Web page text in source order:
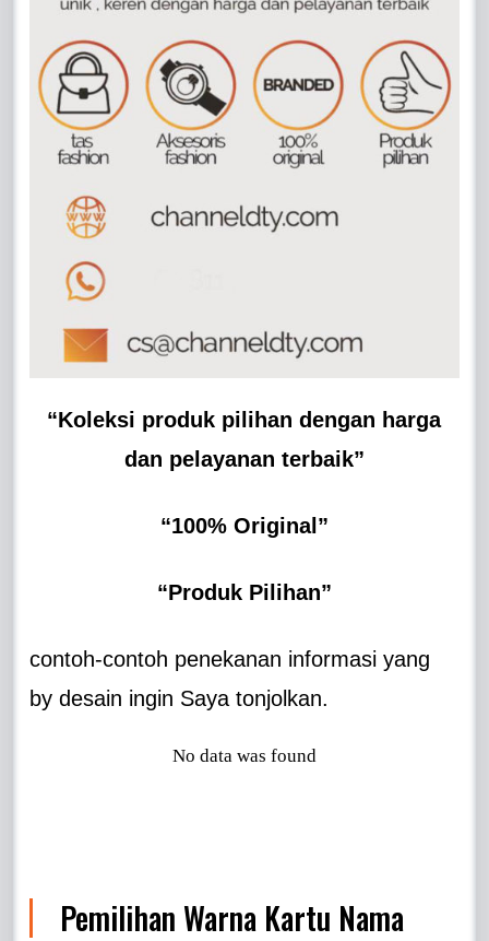
“Koleksi produk pilihan dengan harga
dan pelayanan terbaik”
“100% Original”
“Produk Pilihan”
contoh-contoh penekanan informasi yang
by desain ingin Saya tonjolkan.
No data was found
Pemilihan Warna Kartu Nama